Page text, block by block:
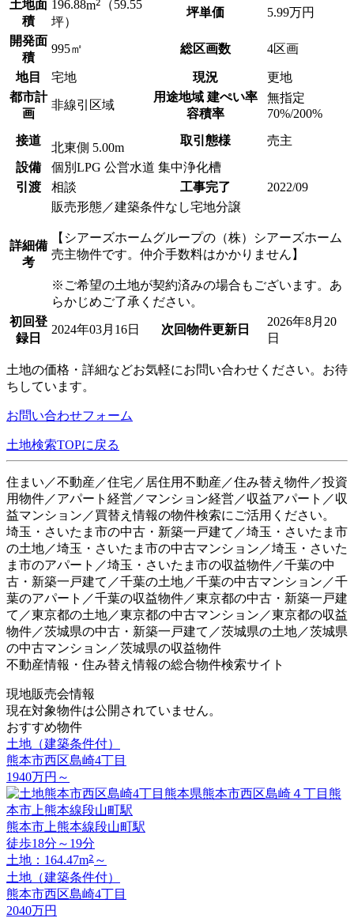
土地面
積
196.88m2
（59.55
坪）
坪単価 5.99万円
開発面
積
995㎡ 総区画数 4区画
地目 宅地 現況
更地
都市計
画
非線引区域
用途地域 建ぺい率
容積率
無指定
70%/200%
接道
北東側 5.00m
取引態様
売主
設備
個別LPG 公営水道 集中浄化槽
引渡
相談 工事完了 2022/09
詳細備
考
販売形態／建築条件なし宅地分譲
【シアーズホームグループの（株）シアーズホーム
売主物件です。仲介手数料はかかりません】
※ご希望の土地が契約済みの場合もございます。あ
らかじめご了承ください。
初回登
録日
2024年03月16日 次回物件更新日
2026年8月20
日
土地の価格・詳細などお気軽にお問い合わせください。お待
ちしています。
お問い合わせフォーム
土地検索TOPに戻る
住まい／不動産／住宅／居住用不動産／住み替え物件／投資
用物件／アパート経営／マンション経営／収益アパート／収
益マンション／買替え情報の物件検索にご活用ください。
埼玉・さいたま市の中古・新築一戸建て／埼玉・さいたま市
の土地／埼玉・さいたま市の中古マンション／埼玉・さいた
ま市のアパート／埼玉・さいたま市の収益物件／千葉の中
古・新築一戸建て／千葉の土地／千葉の中古マンション／千
葉のアパート／千葉の収益物件／東京都の中古・新築一戸建
て／東京都の土地／東京都の中古マンション／東京都の収益
物件／茨城県の中古・新築一戸建て／茨城県の土地／茨城県
の中古マンション／茨城県の収益物件
不動産情報・住み替え情報の総合物件検索サイト
現地販売会情報
現在対象物件は公開されていません。
おすすめ物件
土地（建築条件付）
熊本市西区島崎4丁目
1940万円 ～
熊本市上熊本線段山町駅
徒歩18分～19分
土地：164.47m2 ～
土地（建築条件付）
熊本市西区島崎4丁目
2040万円